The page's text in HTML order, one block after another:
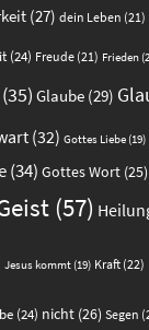
(27) dein Leben (21)
(24) Freude (21) Frieden
(35) Glaube (29)
(32) Gottes Liebe (19)
(34) Gottes Wort (25)
(57)
Jesus kommt (19) Kraft (22)
(24) nicht (26) Segen